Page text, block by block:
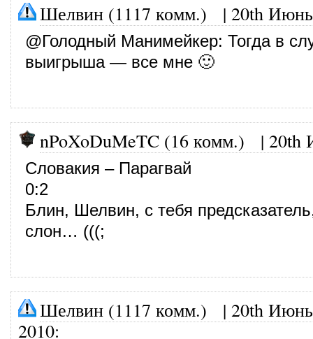
Шелвин (1117 комм.) | 20th
@Голодный Манимейкер: Тогда в
выигрыша — все мне 🙂
nPoXoDuMeTC (16 комм.) | 20th
Словакия – Парагвай
0:2
Блин, Шелвин, с тебя
слон… (((;
Шелвин (1117 комм.) | 20th
2010: